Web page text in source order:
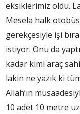
eksiklerimiz oldu.
Mesela halk
gerekçesiyle işi
istiyor. Onu da
kadar kimi araç
lakin ne yazık ki
Allah’ın
10 adet 10 metre